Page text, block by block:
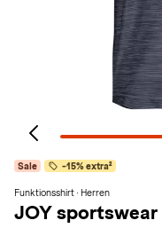
Sale -15% extra²
Funktionsshirt · Herren
JOY sportswear